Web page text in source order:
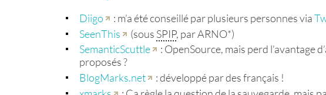
Diigo : m’a été conseillé par plusieurs personnes via
SeenThis
(sous SPIP, par ARNO*)
SemanticScuttle
: OpenSource, mais perd l’avantage
proposés ?
BlogMarks.net
: développé par des français !